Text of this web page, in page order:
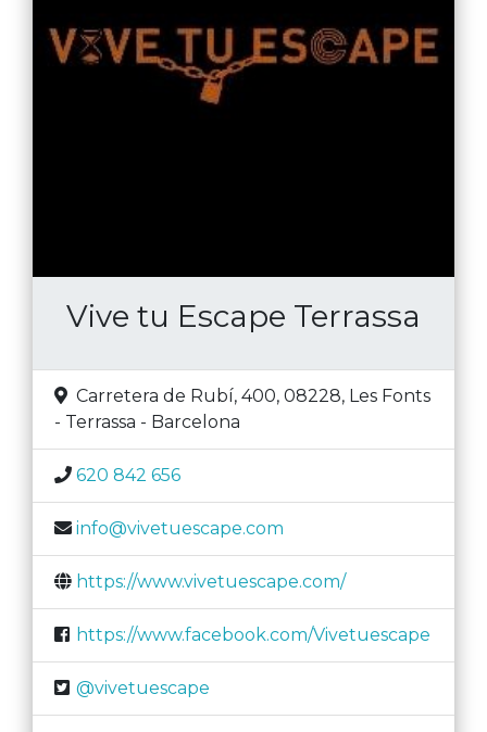
Vive tu Escape Terrassa
Carretera de Rubí, 400, 08228, Les Fonts
- Terrassa - Barcelona
620 842 656
info@vivetuescape.com
https://www.vivetuescape.com/
https://www.facebook.com/Vivetuescape
@vivetuescape